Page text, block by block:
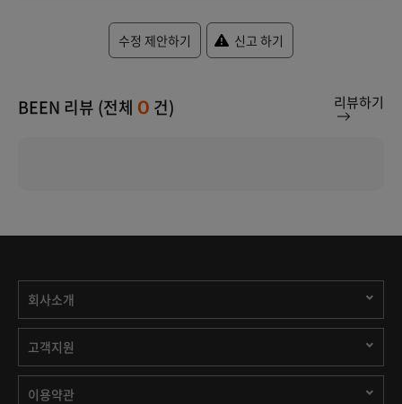
수정 제안하기 신고 하기
BEEN 리뷰 (전체 0 건) 리뷰하기
회사소개
고객지원
이용약관